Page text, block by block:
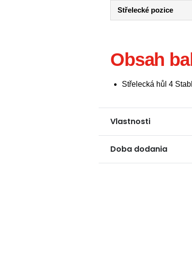
Střelecké pozice
Obsah
Střelecká hůl 4
Vlastnosti
Doba dodania